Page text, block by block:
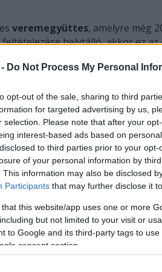
Do Not Process My Personal
opt-out of the sale, sharing to third
for targeted advertising by us,
selection. Please note that after your
interest-based ads based on
to third parties prior to your
of your personal information by
This information may also be disclosed
Participants that may further disclose it
that this website/app uses one or more
but not limited to your visit or
to Google and its third-party tags to
consent section.
veremegyüttes, amelyre még
helytálló, akkor ez az
fel. Tizenkét veremből áll,
követik. A feltárást a